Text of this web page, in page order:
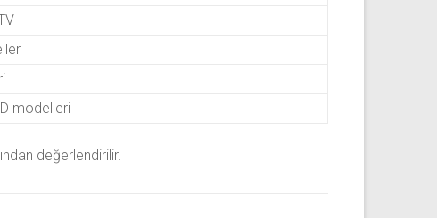
modelleri
değerlendirilir.